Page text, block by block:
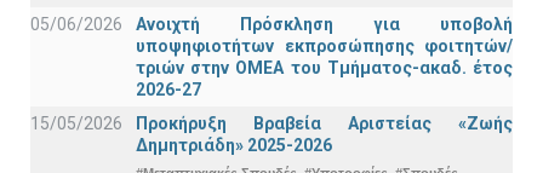
05/06/2026
Ανοιχτή Πρόσκληση για υποβολή
υποψηφιοτήτων εκπροσώπησης φοιτητών/
τριών στην ΟΜΕΑ του Τμήματος-ακαδ. έτος
2026-27
15/05/2026
Προκήρυξη Βραβεία Αριστείας «Ζωής
Δημητριάδη» 2025-2026